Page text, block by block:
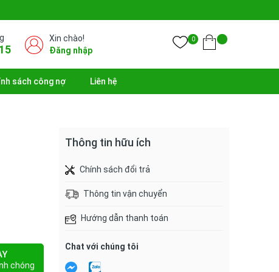
Xin chào!
Đăng nhập
0
sách công nợ Liên hệ
chóng
Thông tin hữu ích
Chính sách đổi trả
Thông tin vận chuyển
Hướng dẫn thanh toán
Chat với chúng tôi